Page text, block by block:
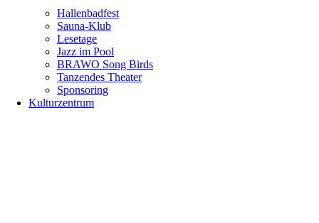
Hallenbadfest
Sauna-Klub
Lesetage
Jazz im Pool
BRAWO Song Birds
Tanzendes Theater
Sponsoring
Kulturzentrum